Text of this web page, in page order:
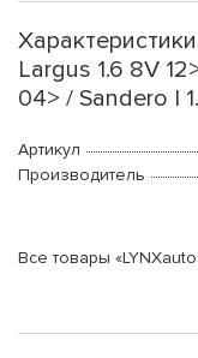
Largus 1.6 8V
04> / Sandero I
Артикул
Производитель
Все товары